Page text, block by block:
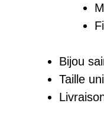
Bijou
Taille